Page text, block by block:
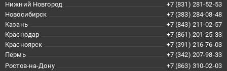
Нижний Новгород
+7 (831) 281-52-53
Новосибирск
+7 (383) 284-08-48
Казань
+7 (843) 211-02-57
Краснодар
+7 (861) 201-25-33
Красноярск
+7 (391) 216-76-03
Пермь
+7 (342) 207-98-33
Ростов-на-Дону
+7 (863) 310-02-03